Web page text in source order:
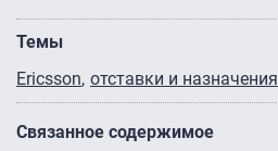
Темы
Ericsson отставки и назначения
Связанное содержимое